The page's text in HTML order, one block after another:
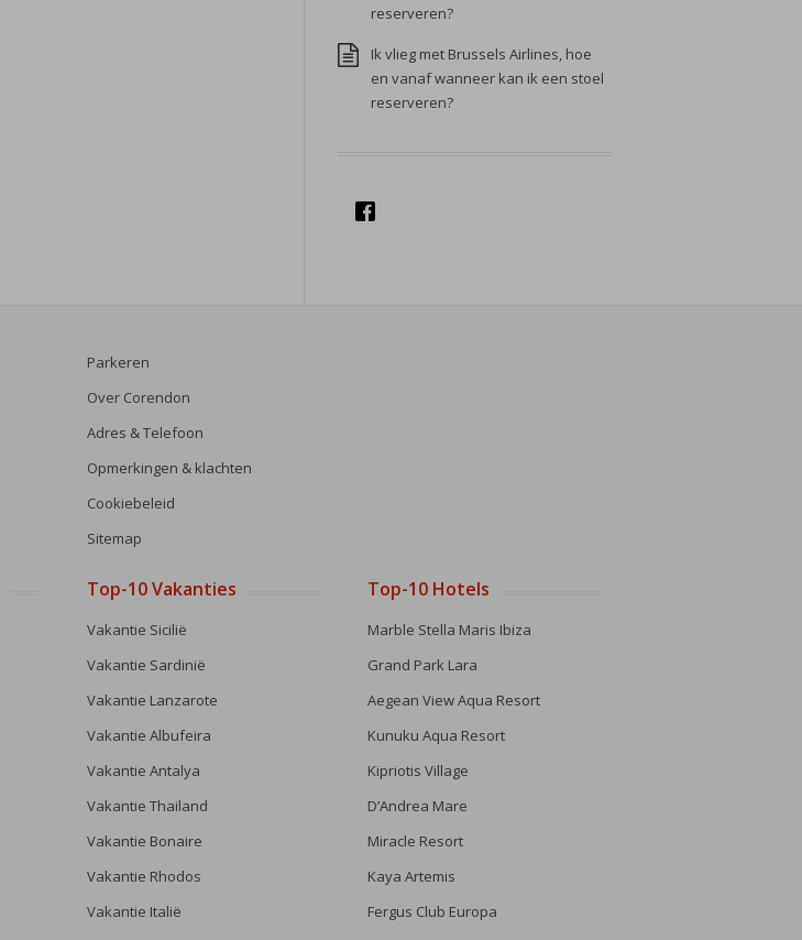
reserveren?
Ik vlieg met Brussels Airlines, hoe
en vanaf wanneer kan ik een stoel
reserveren?
Parkeren
Over Corendon
Adres & Telefoon
Opmerkingen & klachten
Cookiebeleid
Sitemap
Top-10 Vakanties
Vakantie Sicilië
Vakantie Sardinië
Vakantie Lanzarote
Vakantie Albufeira
Vakantie Antalya
Vakantie Thailand
Vakantie Bonaire
Vakantie Rhodos
Vakantie Italië
Top-10 Hotels
Marble Stella Maris Ibiza
Grand Park Lara
Aegean View Aqua Resort
Kunuku Aqua Resort
Kipriotis Village
D’Andrea Mare
Miracle Resort
Kaya Artemis
Fergus Club Europa